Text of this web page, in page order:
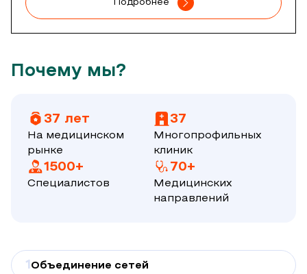
около 5 миллионов человек. Эти цифры
Врачи-эндокринологи из клиники “Ниармедик”
Подробнее
Почему мы?
37 лет
На медицинском
рынке
37
Многопрофильных
клиник
1500+
Специалистов
70+
Медицинских
направлений
1 Объединение сетей